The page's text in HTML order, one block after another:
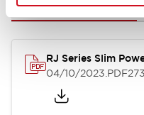
RJ Series Slim
04/10/2023.PDF